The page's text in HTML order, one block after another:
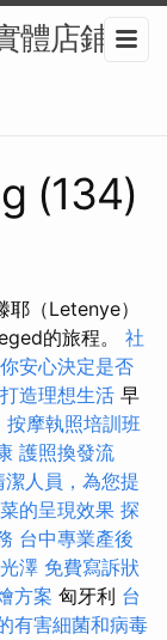
體店鋪曝
(134)
（Letenye）
的旅程。 社
安心決定是否
造理想生活 早
按摩執照培訓班
護照換發流
潔人員，為您提
的呈現效果 探
台中專業產後
澤 免費寫訴狀
方案 匈牙利 台
有害細菌和病毒